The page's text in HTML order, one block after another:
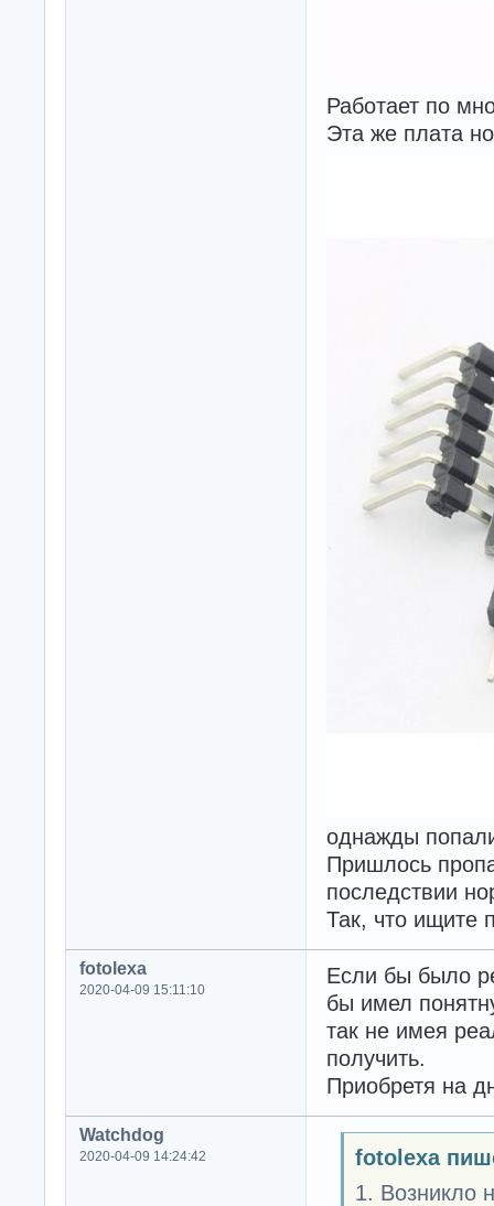
Работает по
Эта же плата
однажды
Пришлось
последствии
Так, что ищите
fotolexa
2020-04-09 15:11:10
Если бы было
бы имел
так не имея
получить.
Приобретя на
Watchdog
2020-04-09 14:24:42
fotolexa
1. Возникло